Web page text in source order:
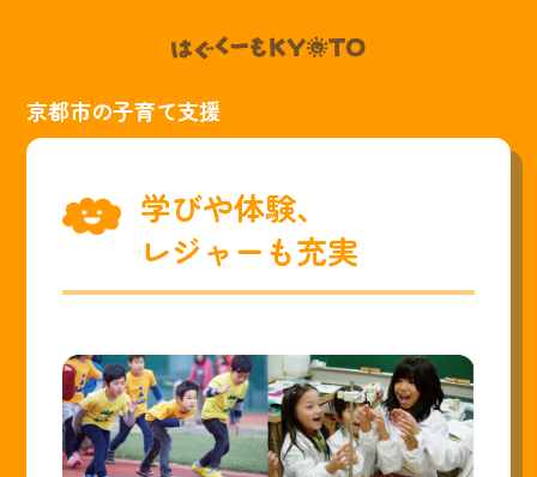
京都市の子育て支援
学びや体験、
レジャーも充実